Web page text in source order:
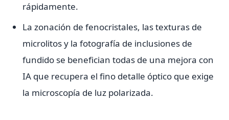
rápidamente.
La zonación de fenocristales, las texturas de
microlitos y la fotografía de inclusiones de
fundido se benefician todas de una mejora con
IA que recupera el fino detalle óptico que exige
la microscopía de luz polarizada.